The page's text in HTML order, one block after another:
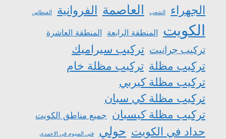
الجهراء الشعب العاصمة الفروانية الفنطاس
الكويت المنطقة الرابعة المنطقة العاشرة
تركيب جرانيت تركيب سيراميك
تركيب مظلة تركيب مظلة خام
تركيب مظلة كيربي
تركيب مظلة كي سبان
تركيب مظلة كيسبان جميع مناطق الكويت
حداد في الكويت حولي فني المنيوم في الاحمدي